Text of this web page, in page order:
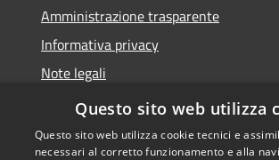
Amministrazione trasparente
Informativa privacy
Note legali
Dichiarazione di accessibilità
Questo sito web utilizza
Questo sito web utilizza cookie tecnici e
necessari al corretto funzionamento e alla